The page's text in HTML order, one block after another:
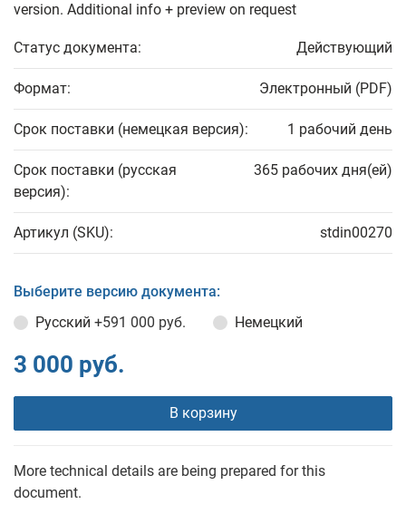
version. Additional info + preview on request
Статус документа: Действующий
Формат: Электронный (PDF)
Срок поставки (немецкая версия): 1 рабочий день
Срок поставки (русская
версия):
365 рабочих дня(ей)
Артикул (SKU): stdin00270
Выберите версию документа:
Русский +591 000 руб. Немецкий
3 000 руб.
В корзину
More technical details are being prepared for this
document.